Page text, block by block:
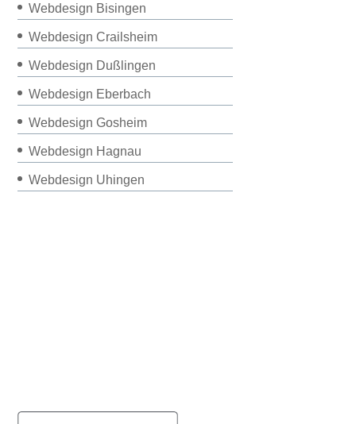
Webdesign Bisingen
Webdesign Crailsheim
Webdesign Dußlingen
Webdesign Eberbach
Webdesign Gosheim
Webdesign Hagnau
Webdesign Uhingen